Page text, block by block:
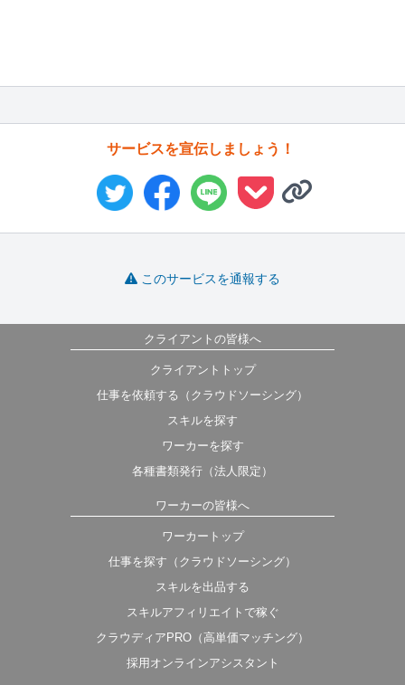
サービスを宣伝しましょう！
このサービスを通報する
クライアントの皆様へ
クライアントトップ
仕事を依頼する（クラウドソーシング）
スキルを探す
ワーカーを探す
各種書類発行（法人限定）
ワーカーの皆様へ
ワーカートップ
仕事を探す（クラウドソーシング）
スキルを出品する
スキルアフィリエイトで稼ぐ
クラウディアPRO（高単価マッチング）
採用オンラインアシスタント